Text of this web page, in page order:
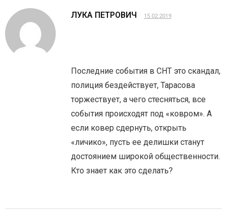
ЛУКА ПЕТРОВИЧ 15.02.2019
Последние события в СНТ это скандал,
полиция бездействует, Тарасова
торжествует, а чего стесняться, все
события происходят под «ковром». А
если ковер сдернуть, открыть
«личико», пусть ее делишки станут
достоянием широкой общественности.
Кто знает как это сделать?